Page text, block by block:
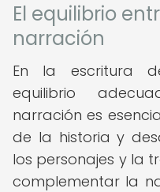
El equilibrio
narración
En la escritura
equilibrio
narración es
de la historia y
los personajes y la
complementar la